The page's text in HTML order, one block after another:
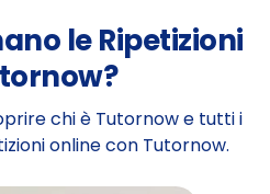
le Ripetizioni
chi è Tutornow e tutti i
online con Tutornow.